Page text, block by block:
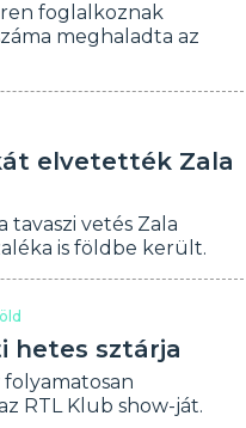
foglalkoznak
meghaladta az
elvetették Zala
vetés Zala
is földbe került.
hetes sztárja
RTL Klub show-ját.